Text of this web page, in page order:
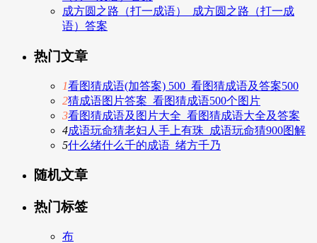
成方圆之路（打一成语）_成方圆之路（打一成
语）答案
热门文章
1看图猜成语(加答案) 500_看图猜成语及答案500
2猜成语图片答案_看图猜成语500个图片
3看图猜成语及图片大全_看图猜成语大全及答案
4成语玩命猜老妇人手上有珠_成语玩命猜900图解
5什么绪什么千的成语_绪方千乃
随机文章
热门标签
布